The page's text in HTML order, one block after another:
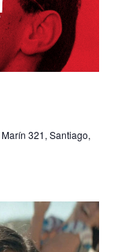
Marín 321, Santiago,